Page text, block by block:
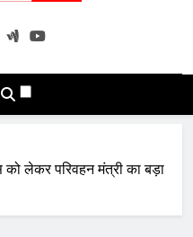
Kal
लेकर परिवहन मंत्री का बड़ा